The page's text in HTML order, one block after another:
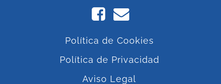
Política de Cookies
Política de Privacidad
Aviso Legal